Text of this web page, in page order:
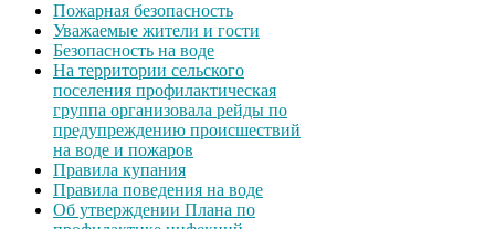
Пожарная безопасность
Уважаемые жители и гости
Безопасность на воде
На территории сельского
поселения профилактическая
группа организовала рейды по
предупреждению происшествий
на воде и пожаров
Правила купания
Правила поведения на воде
Об утверждении Плана по